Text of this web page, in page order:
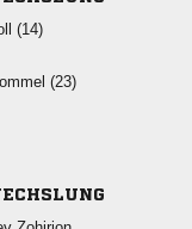

